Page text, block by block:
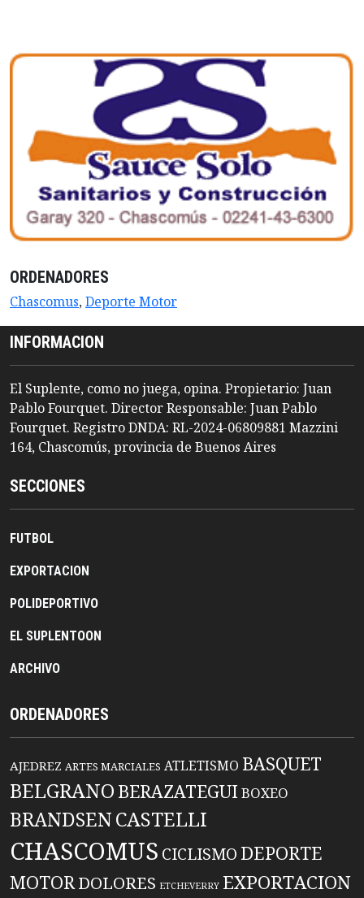
ORDENADORES
Chascomus,Deporte Motor
INFORMACION
El Suplente, como no juega, opina. Propietario: Juan
Pablo Fourquet. Director Responsable: Juan Pablo
Fourquet. Registro DNDA: RL-2024-06809881 Mazzini
164, Chascomús, provincia de Buenos Aires
SECCIONES
FUTBOL
EXPORTACION
POLIDEPORTIVO
EL SUPLENTOON
ARCHIVO
ORDENADORES
AJEDREZ ARTES MARCIALES ATLETISMO BASQUET
BELGRANO BERAZATEGUIBOXEO
BRANDSENCASTELLI
CHASCOMUS CICLISMO DEPORTE
MOTORDOLORES ETCHEVERRY EXPORTACION